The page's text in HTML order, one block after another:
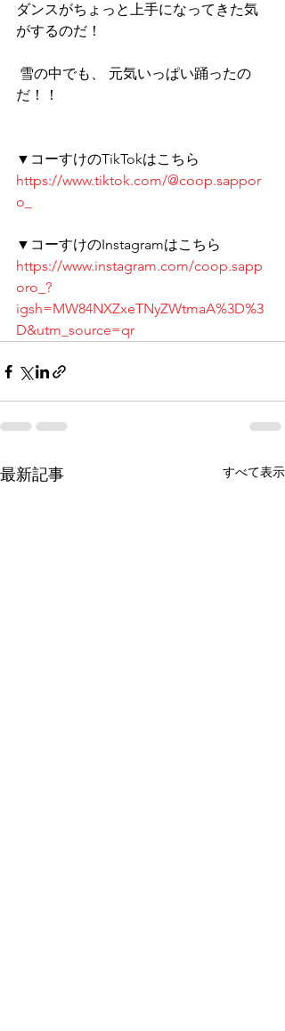
ダンスがちょっと上手になってきた気
がするのだ！
だ！！
▼コーすけのTikTokはこちら
https://www.tiktok.com/@coop.sappor
o_
▼コーすけのInstagramはこちら
https://www.instagram.com/coop.sapp
oro_?
igsh=MW84NXZxeTNyZWtmaA%3D%3
D&utm_source=qr
最新記事 すべて表示